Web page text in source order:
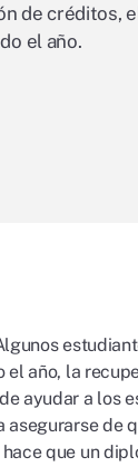
de créditos,
el año.
el año, la
ayudar a los
asegurarse de
que un